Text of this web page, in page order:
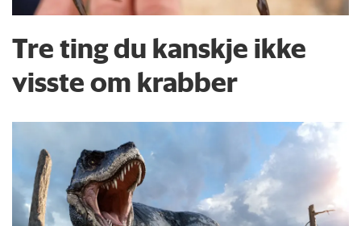
Tre ting du kanskje ikke
visste om krabber